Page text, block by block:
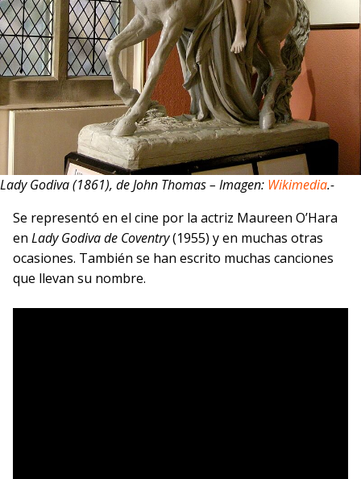
Lady Godiva (1861), de John Thomas – Imagen: Wikimedia.-
Se representó en el cine por la actriz Maureen O’Hara
en Lady Godiva de Coventry(1955) y en muchas otras
ocasiones. También se han escrito muchas canciones
que llevan su nombre.